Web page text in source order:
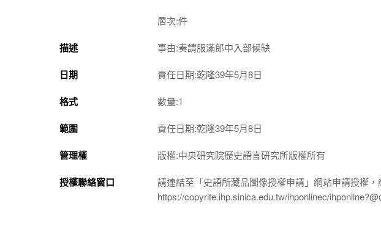
層次:件
描述 事由:奏請服滿郎中入部候缺
日期 責任日期:乾隆39年5月8日
格式 數量:1
範圍 責任日期:乾隆39年5月8日
管理權 版權:中央研究院歷史語言研究所版權所有
授權聯絡窗口
請連結至「史語所藏品圖像授權申請」網站申請授權，
https://copyrite.ihp.sinica.edu.tw/ihponlinec/